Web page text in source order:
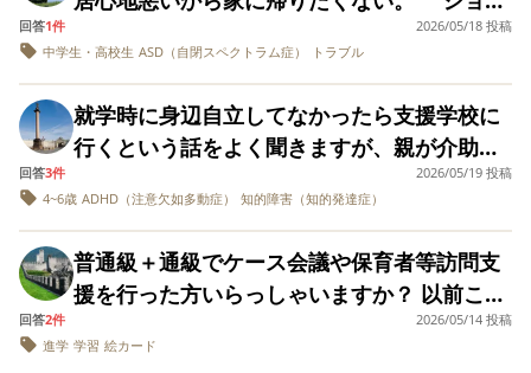
を考えると、放課後
リラックスして過ご
すことを重視しても
よいのではないかと
も思います。 一方
ービスにおいて、支
できることが多い子
どもたちの中で過ご
すことが、良い刺激
になるのではないか
から数学だけ個別指導塾に週一で通わせてい
ますが、基本的には勉強嫌い、学校も決して
好きではない子なので、とにかく不登校にだ
けはならないように、あまり多くを求めず、
押しつけないようにしています。 高校で、
これ以上普通教科を頑張らせ続けることに私
の方が疲弊を感じつつあり、進路に悩んでい
ます。 現在大阪在住ですが、鉄道好きの本人
は、将来大阪鉄道専門学校に行くことが希望
のようで、それまでに高校に通う必要がある
ものの、何か好きな鉄道に絡んだ高校等ない
いますが、トラブルばかり起こします。 女
ってしまいました。 その結果、指導が入り
ました。 もう学校いきたくないと言い出して
います。 障害があっても、悪いことは悪い
と伝えなければいけない
回答1件
2026/05/18 投稿
中学生・高校生 ASD（自閉スペクトラム症） トラブル
就学時に身辺自立してなかったら支援学校に
行くという話をよく聞きますが、親が介助す
ることを条件などにすれば、支援級に通わせ
ることは可能なのでしょうか？ また似たよう
がいましたらお話をお聞きしたいです。 支援
学校に通わせるべきというご意見は今回はご
遠慮くださると幸いです。
回答3件
2026/05/19 投稿
4~6歳 ADHD（注意欠如多動症） 知的障害（知的発達症）
普通級＋通級でケース会議や保育者等訪問支
援を行った方いらっしゃいますか？ 以前こち
らで息子の就学先の相談に乗ってもらったも
のです。その節はお答えくださった皆様、あ
回答2件
2026/05/14 投稿
進学 学習 絵カード